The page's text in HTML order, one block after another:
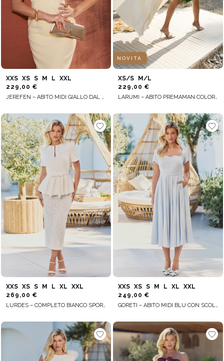
XXS XS S M L
XXL
229,00 €
JEREFEN – ABITO MIDI GIALLO DAL TAGLIO ESSENZIALE
NOVITÀ
XS/S
M/L
229,00 €
LARUMI – ABITO PREMAMAN COLOR ECRU CON TAGLIO A MANTELLA
XXS XS S M L XL
XXL
269,00 €
XXS XS S M L XL
XXL
249,00 €